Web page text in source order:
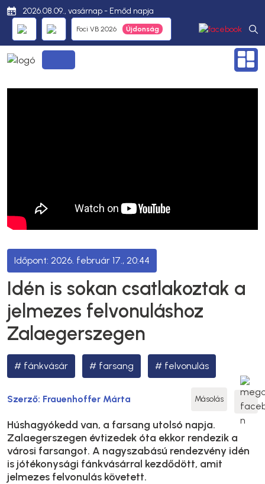
2026.08.09., vasárnap - Emőd napja
Foci VB 2026
2026. február 17., 20:44
Idén is sokan csatlakoztak a
jelmezes felvonuláshoz
Zalaegerszegen
fánkvásár farsang felvonulás
Szerző: Frauenhoffer Márta Másolás
Húshagyókedd van, a farsang utolsó napja.
Zalaegerszegen évtizedek óta ekkor rendezik a
városi farsangot. A nagyszabású rendezvény idén
is jótékonysági fánkvásárral kezdődött, amit
jelmezes felvonulás követett.